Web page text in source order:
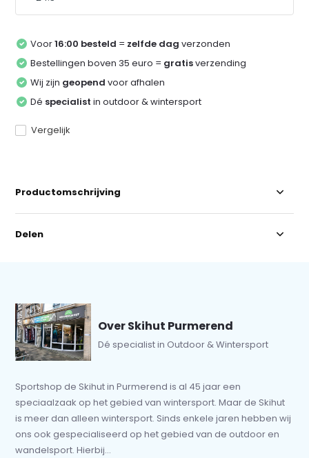
Voor16:00 besteld = zelfde dag verzonden
Bestellingen boven 35 euro = gratisverzending
Wij zijn geopend voor afhalen
Dé specialist in outdoor & wintersport
Vergelijk
Productomschrijving
Delen
Over Skihut Purmerend
Dé specialist in Outdoor & Wintersport
Sportshop de Skihut in Purmerend is al 45 jaar een
speciaalzaak op het gebied van wintersport. Maar de Skihut
is meer dan alleen wintersport. Sinds enkele jaren hebben wij
ons ook gespecialiseerd op het gebied van de outdoor en
wandelsport. Hierbij...